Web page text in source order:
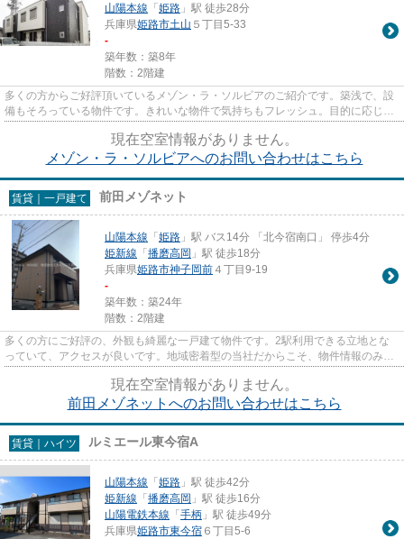
山陽本線 「姫路 」駅 徒歩28分
兵庫県姫路市土山 ５丁目5-33
-
築年数：築8年
階数：2階建
多くの方からご好評頂いているメゾン・ラ・ソルビアのご紹介です。築浅で、設
備もそろっている物件です。きれいな物件で気持ちもフレッシュ。目的に応じて
駅を選べることが、2駅利用で...
現在空室情報がありません。
メゾン・ラ・ソルビアへのお問い合わせはこちら
賃貸｜一戸建て 前田メゾネット
山陽本線 「姫路 」駅 バス14分 「北今宿南口」 停歩4分
姫新線 「播磨高岡 」駅 徒歩18分
兵庫県姫路市神子岡前 ４丁目9-19
-
築年数：築24年
階数：2階建
多くの方にご好評の、外観も綺麗な一戸建て物件です。2駅利用できる立地とな
っていて、アクセスが良いです。地域密着型の当社だからこそ、物件情報のみな
らず姫路市や山陽本線姫路付近...
現在空室情報がありません。
前田メゾネットへのお問い合わせはこちら
賃貸｜ハイツ ルミエール東今宿A
山陽本線 「姫路 」駅 徒歩42分
姫新線 「播磨高岡 」駅 徒歩16分
山陽電鉄本線 「手柄 」駅 徒歩49分
兵庫県姫路市東今宿 ６丁目5-6